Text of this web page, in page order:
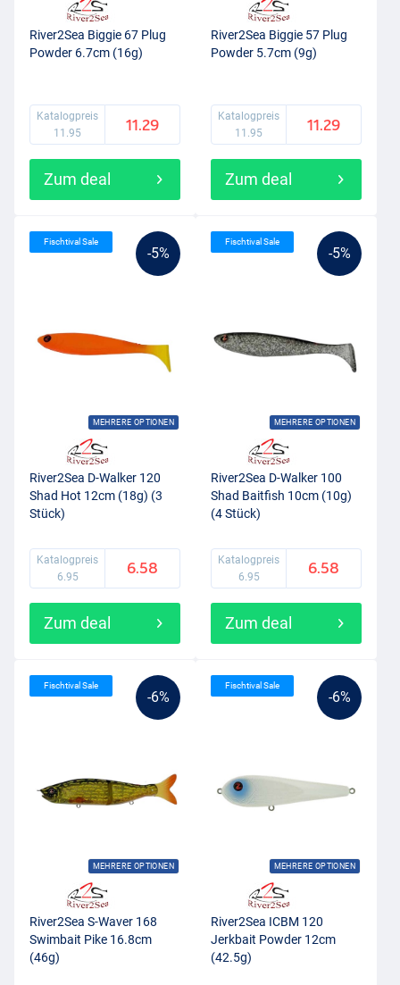
River2Sea Biggie 67 Plug
Powder 6.7cm (16g)
Katalogpreis
11.95
11.29
Zum deal
River2Sea Biggie 57 Plug
Powder 5.7cm (9g)
Katalogpreis
11.95
11.29
Zum deal
-5%
MEHRERE OPTIONEN
Fischtival Sale
River2Sea D-Walker 120
Shad Hot 12cm (18g) (3
Stück)
Katalogpreis
6.95
6.58
Zum deal
-5%
MEHRERE OPTIONEN
Fischtival Sale
River2Sea D-Walker 100
Shad Baitfish 10cm (10g)
(4 Stück)
Katalogpreis
6.95
6.58
Zum deal
-6%
MEHRERE OPTIONEN
Fischtival Sale
River2Sea S-Waver 168
Swimbait Pike 16.8cm
(46g)
-6%
MEHRERE OPTIONEN
Fischtival Sale
River2Sea ICBM 120
Jerkbait Powder 12cm
(42.5g)